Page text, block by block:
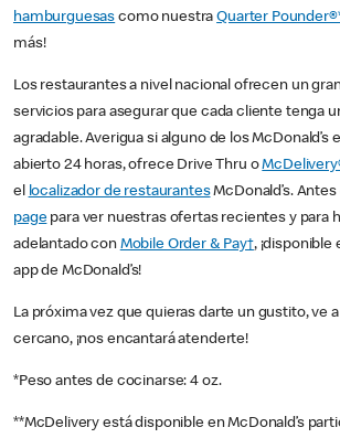
hamburguesas como nuestraQuarter
más!
Los restaurantes a nivel nacional ofrecen un
servicios para asegurar que cada cliente tenga
agradable. Averigua si alguno de los McDonald’s
abierto 24 horas, ofrece Drive Thru o
el localizador de restaurantesMcDonald’s.
pagepara ver nuestras ofertas recientes y para
adelantado con Mobile Order & Pay†,
app de McDonald’s!
La próxima vez que quieras darte un gustito, ve a
cercano, ¡nos encantará atenderte!
*Peso antes de cocinarse: 4 oz.
**McDelivery está disponible en McDonald’s